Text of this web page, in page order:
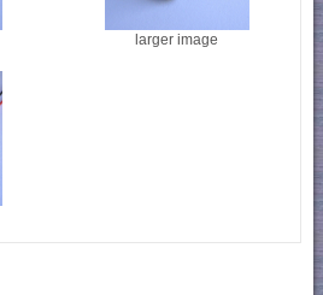
larger image